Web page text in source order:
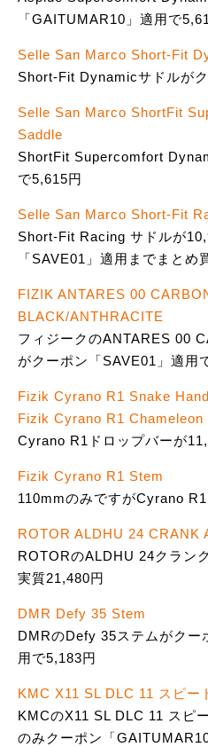
「GAITUMAR10」適用で
Selle San Marco Short-Fit
Short-Fit Dynamicサドルが
Selle San Marco ShortFit
Saddle
ShortFit Supercomfort
で5,615円
Selle San Marco Short-Fit
Short-Fit Racing サドルが
「SAVE01」適用までまとめ
FIZIK ANTARES 00
BLACK/ANTHRACITE
フィジークのANTARES 00
がクーポン「SAVE01」適用
Fizik Cyrano R1 Snake
Fizik Cyrano R1 Chameleon
Cyrano R1ドロップバーが
Fizik Cyrano R1 Stem
110mmのみですがCyrano
ROTOR ALDHU 24 CRANK
ROTORのALDHU 24クラン
実質21,480円
DMR Defy 35 Stem
DMRのDefy 35ステムがクー
用で5,183円
KMC X11 SL DLC 11 スピー
KMCのX11 SL DLC 11 スピ
のみクーポン「